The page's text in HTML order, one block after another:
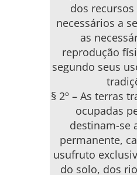
dos
necessários a
as
reprodução
segundo seus
§ 2º – As terras
ocupadas
destinam-se
permanente,
usufruto
do solo, dos